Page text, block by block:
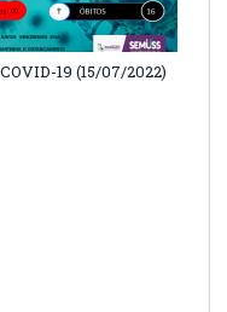
19 (15/07/2022)